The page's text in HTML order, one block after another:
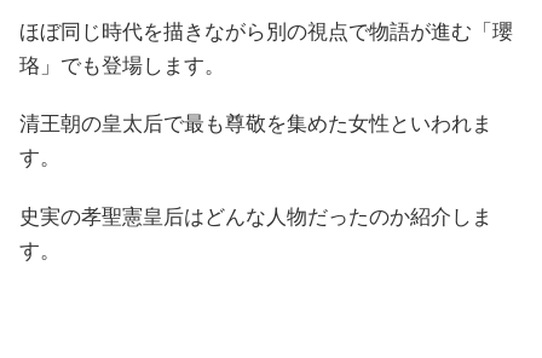
ほぼ同じ時代を描きながら別の視点で物語が進む「瓔
珞」でも登場します。
清王朝の皇太后で最も尊敬を集めた女性といわれま
す。
史実の孝聖憲皇后はどんな人物だったのか紹介しま
す。